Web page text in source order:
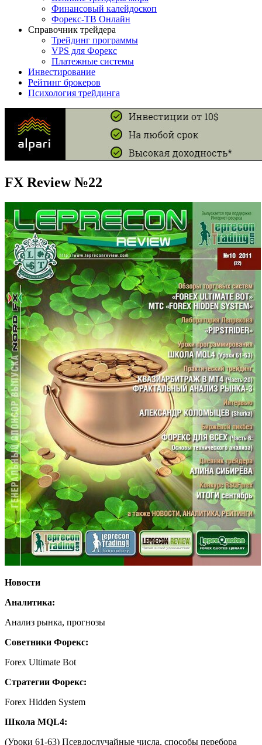
Финансовый калейдоскоп
Форекс-ТВ Онлайн
Справочник трейдера
Трейдинг программы
VPS для Форекс
Платежные системы
Инвестирование
Рейтинг брокеров
Психология трейдинга
FX Review №22
Новости
Аналитика:
Анализ рынка, прогнозы
Советники Форекс:
Forex Ultimate Bot
Стратегии Форекс:
Forex Hidden System
Школа MQL4:
(Уроки 61-63) Псевдослучайные числа, способы перебора